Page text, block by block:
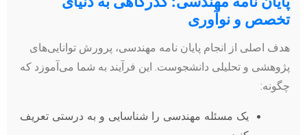
تخصص و نوآوری
هدف اصلی از انجام پایان نامه مهندسی، پرورش توانایی‌های
پژوهشی و تحلیلی دانشجوست. این فرآیند به شما می‌آموزد که
چگونه:
یک مسئله مهندسی را شناسایی و به درستی تعریف